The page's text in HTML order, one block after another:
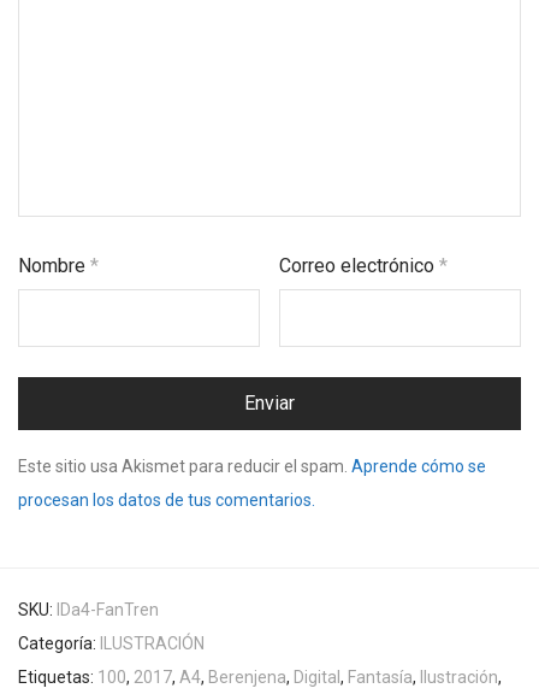
Nombre * Correo electrónico*
Este sitio usa Akismet para reducir el spam. Aprende cómo se
procesan los datos de tus comentarios.
SKU: IDa4-FanTren
Categoría:
ILUSTRACIÓN
Etiquetas: 100, 2017, A4, Berenjena, Digital , Fantasía, Ilustración,